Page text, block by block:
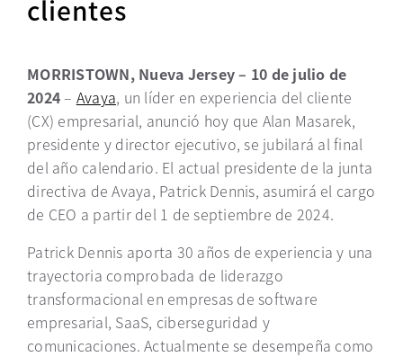
clientes
MORRISTOWN, Nueva Jersey – 10 de julio de
2024– Avaya, un líder en experiencia del cliente
(CX) empresarial, anunció hoy que Alan Masarek,
presidente y director ejecutivo, se jubilará al final
del año calendario. El actual presidente de la junta
directiva de Avaya, Patrick Dennis, asumirá el cargo
de CEO a partir del 1 de septiembre de 2024.
Patrick Dennis aporta 30 años de experiencia y una
trayectoria comprobada de liderazgo
transformacional en empresas de software
empresarial, SaaS, ciberseguridad y
comunicaciones. Actualmente se desempeña como